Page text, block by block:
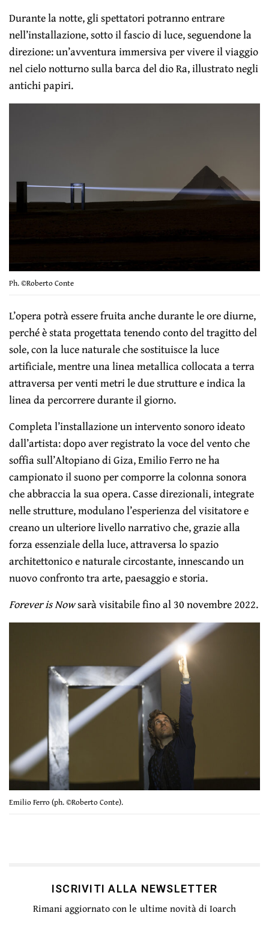
Durante la notte, gli spettatori potranno entrare
nell’installazione, sotto il fascio di luce, seguendone la
direzione: un’avventura immersiva per vivere il viaggio
nel cielo notturno sulla barca del dio Ra, illustrato negli
antichi papiri.
Ph. ©Roberto Conte
L’opera potrà essere fruita anche durante le ore diurne,
perché è stata progettata tenendo conto del tragitto del
sole, con la luce naturale che sostituisce la luce
artificiale, mentre una linea metallica collocata a terra
attraversa per venti metri le due strutture e indica la
linea da percorrere durante il giorno.
Completa l’installazione un intervento sonoro ideato
dall’artista: dopo aver registrato la voce del vento che
soffia sull’Altopiano di Giza, Emilio Ferro ne ha
campionato il suono per comporre la colonna sonora
che abbraccia la sua opera. Casse direzionali, integrate
nelle strutture, modulano l’esperienza del visitatore e
creano un ulteriore livello narrativo che, grazie alla
forza essenziale della luce, attraversa lo spazio
architettonico e naturale circostante, innescando un
nuovo confronto tra arte, paesaggio e storia.
Forever is Nowsarà visitabile fino al 30 novembre 2022.
Emilio Ferro (ph. ©Roberto Conte).
ISCRIVITI ALLA NEWSLETTER
Rimani aggiornato con le ultime novità di Ioarch